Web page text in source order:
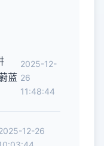
蓝
2025-12-
26
11:48:44
12-26